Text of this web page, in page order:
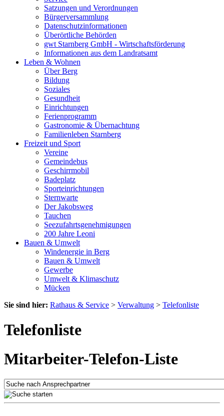
Satzungen und Verordnungen
Bürgerversammlung
Datenschutzinformationen
Überörtliche Behörden
gwt Starnberg GmbH - Wirtschaftsförderung
Informationen aus dem Landratsamt
Leben & Wohnen
Über Berg
Bildung
Soziales
Gesundheit
Einrichtungen
Ferienprogramm
Gastronomie & Übernachtung
Familienleben Starnberg
Freizeit und Sport
Vereine
Gemeindebus
Geschirrmobil
Badeplatz
Sporteinrichtungen
Sternwarte
Der Jakobsweg
Tauchen
Seezufahrtsgenehmigungen
200 Jahre Leoni
Bauen & Umwelt
Windenergie in Berg
Bauen & Umwelt
Gewerbe
Umwelt & Klimaschutz
Mücken
Sie sind hier: Rathaus & Service > Verwaltung > Telefonliste
Telefonliste
Mitarbeiter-Telefon-Liste